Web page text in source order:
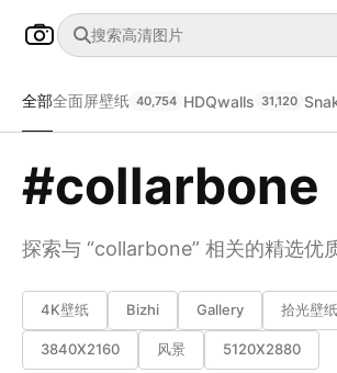
全部全面屏壁纸 40,754 HDQwalls 31,120
#collarbone
探索与 “collarbone” 相关的精选优
4K壁纸 Bizhi Gallery 拾光壁纸
3840X2160 风景 5120X2880